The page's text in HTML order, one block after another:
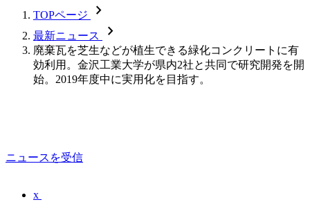
TOPページ chevron_forward
最新ニュース chevron_forward
廃棄瓦を芝生などが植生できる緑化コンクリートに有
効利用。金沢工業大学が県内2社と共同で研究開発を開
始。2019年度中に実用化を目指す。
ニュースを受信
x